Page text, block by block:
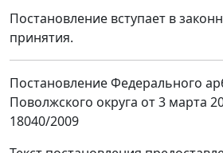
Постановление вступает в
принятия.
Постановление Федерального
Поволжского округа от 3 марта
18040/2009